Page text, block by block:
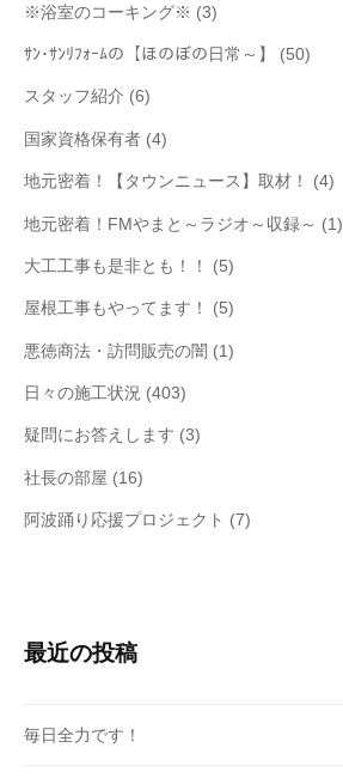
※浴室のコーキング※ (3)
ｻﾝ･ｻﾝﾘﾌｫｰﾑの【ほのぼの日常～】 (50)
スタッフ紹介 (6)
国家資格保有者 (4)
地元密着！【タウンニュース】取材！ (4)
地元密着！FMやまと～ラジオ～収録～ (1)
大工工事も是非とも！！ (5)
屋根工事もやってます！ (5)
悪徳商法・訪問販売の闇 (1)
日々の施工状況 (403)
疑問にお答えします (3)
社長の部屋 (16)
阿波踊り応援プロジェクト (7)
最近の投稿
毎日全力です！